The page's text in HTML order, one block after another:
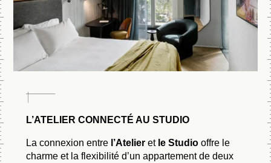
L’ATELIER CONNECTÉ AU STUDIO
La connexion entre l’Atelier et le Studio offre le
charme et la flexibilité d’un appartement de deux
Lundi au Vendredi
16h00 - 00h00
Samedi au